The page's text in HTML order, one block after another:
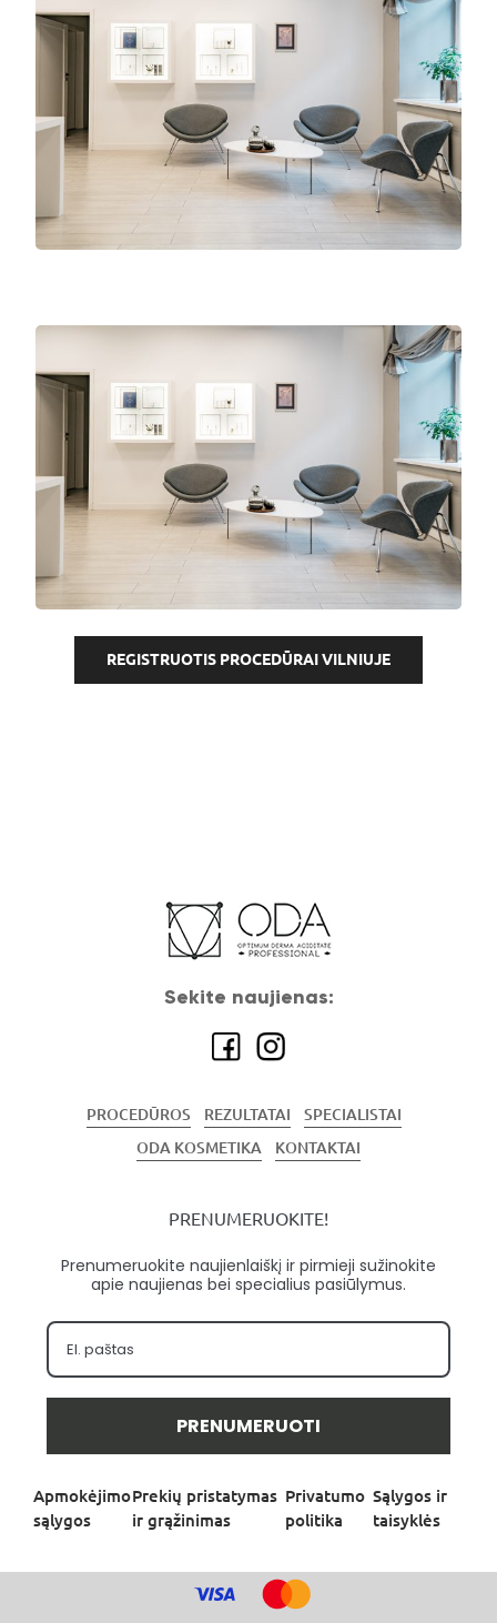
REGISTRUOTIS PROCEDŪRAI VILNIUJE
Sekite naujienas:
PROCEDŪROS REZULTATAI
SPECIALISTAI
ODA KOSMETIKA
KONTAKTAI
PRENUMERUOKITE!
Prenumeruokite naujienlaiškį ir pirmieji sužinokite
apie naujienas bei specialius pasiūlymus.
PRENUMERUOTI
Apmokėjimo
sąlygos
Prekių pristatymas
ir grąžinimas
Privatumo
politika
Sąlygos ir
taisyklės